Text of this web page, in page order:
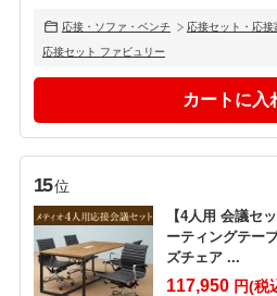
応接・ソファ・ベンチ 応接セット・応接
応接セット ファビュリー
15位
【4人用 会議セ
ーティングテー
ズチェア ...
117,950円(税